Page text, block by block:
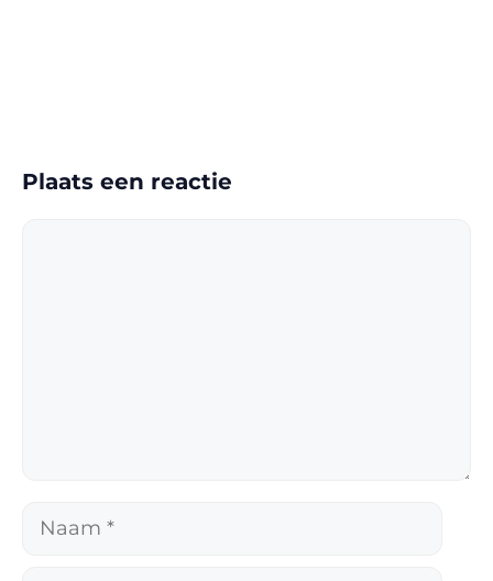
Plaats een reactie
Naam